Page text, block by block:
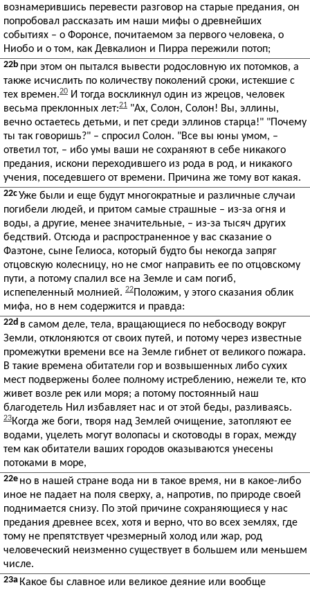
вознамерившись перевести разговор на старые предания, он
попробовал рассказать им наши мифы о древнейших
событиях – о Форонсе, почитаемом за первого человека, о
Ниобо и о том, как Девкалион и Пирра пережили потоп;
22b при этом он пытался вывести родословную их потомков, а
также исчислить по количеству поколений сроки, истекшие с
тех времен.20 И тогда воскликнул один из жрецов, человек
весьма преклонных лет:21 "Ах, Солон, Солон! Вы, эллины,
вечно остаетесь детьми, и пет среди эллинов старца!" "Почему
ты так говоришь?" – спросил Солон. "Все вы юны умом, –
ответил тот, – ибо умы ваши не сохраняют в себе никакого
предания, искони переходившего из рода в род, и никакого
учения, поседевшего от времени. Причина же тому вот какая.
22cУже были и еще будут многократные и различные случаи
погибели людей, и притом самые страшные – из-за огня и
воды, а другие, менее значительные, – из-за тысяч других
бедствий. Отсюда и распространенное у вас сказание о
Фаэтоне, сыне Гелиоса, который будто бы некогда запряг
отцовскую колесницу, но не смог направить ее по отцовскому
пути, а потому спалил все на Земле и сам погиб,
испепеленный молнией. 22 Положим, у этого сказания облик
мифа, но в нем содержится и правда:
22d в самом деле, тела, вращающиеся по небосводу вокруг
Земли, отклоняются от своих путей, и потому через известные
промежутки времени все на Земле гибнет от великого пожара.
В такие времена обитатели гор и возвышенных либо сухих
мест подвержены более полному истреблению, нежели те, кто
живет возле рек или моря; а потому постоянный наш
благодетель Нил избавляет нас и от этой беды, разливаясь.
23Когда же боги, творя над Землей очищение, затопляют ее
водами, уцелеть могут волопасы и скотоводы в горах, между
тем как обитатели ваших городов оказываются унесены
потоками в море,
22e но в нашей стране вода ни в такое время, ни в какое-либо
иное не падает на поля сверху, а, напротив, по природе своей
поднимается снизу. По этой причине сохраняющиеся у нас
предания древнее всех, хотя и верно, что во всех землях, где
тому не препятствует чрезмерный холод или жар, род
человеческий неизменно существует в большем или меньшем
числе.
23a Какое бы славное или великое деяние или вообще